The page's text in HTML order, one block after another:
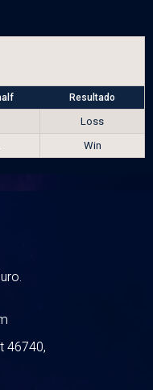
Resultado
Loss
Win
46740,